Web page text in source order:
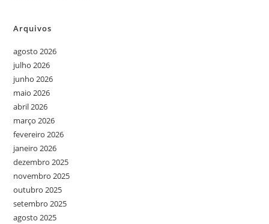
Arquivos
agosto 2026
julho 2026
junho 2026
maio 2026
abril 2026
março 2026
fevereiro 2026
janeiro 2026
dezembro 2025
novembro 2025
outubro 2025
setembro 2025
agosto 2025